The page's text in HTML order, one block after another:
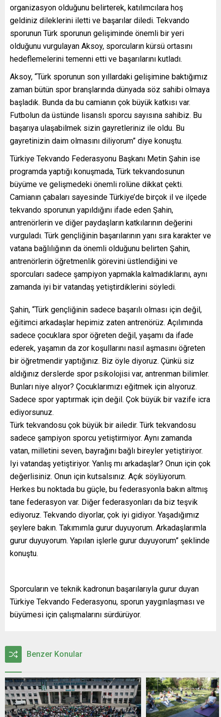
organizasyon olduğunu belirterek, katılımcılara hoş
geldiniz dileklerini iletti ve başarılar diledi. Tekvando
sporunun Türk sporunun gelişiminde önemli bir yeri
olduğunu vurgulayan Aksoy, sporcuların kürsü ortasını
hedeflemelerini temenni etti ve başarılarını kutladı.
Aksoy, “Türk sporunun son yıllardaki gelişimine baktığımız
zaman bütün spor branşlarında dünyada söz sahibi olmaya
başladık. Bunda da bu camianın çok büyük katkısı var.
Futbolun da üstünde lisanslı sporcu sayısına sahibiz. Bu
başarıya ulaşabilmek sizin gayretleriniz ile oldu. Bu
gayretinizin daim olmasını diliyorum” diye konuştu.
Türkiye Tekvando Federasyonu Başkanı Metin Şahin ise
programda yaptığı konuşmada, Türk tekvandosunun
büyüme ve gelişmedeki önemli rolüne dikkat çekti.
Camianın çabaları sayesinde Türkiye’de birçok il ve ilçede
tekvando sporunun yapıldığını ifade eden Şahin,
antrenörlerin ve diğer paydaşların katkılarının değerini
vurguladı. Türk gençliğinin başarılarının yanı sıra karakter ve
vatana bağlılığının da önemli olduğunu belirten Şahin,
antrenörlerin öğretmenlik görevini üstlendiğini ve
sporcuları sadece şampiyon yapmakla kalmadıklarını, aynı
zamanda iyi bir vatandaş yetiştirdiklerini söyledi.
Şahin, “Türk gençliğinin sadece başarılı olması için değil,
eğitimci arkadaşlar hepimiz zaten antrenörüz. Açılımında
sadece çocuklara spor öğreten değil, yaşamı da ifade
ederek, yaşamın da zor koşullarını nasıl aşmasını öğreten
bir öğretmendir yaptığınız. Biz öyle diyoruz. Çünkü siz
aldığınız derslerde spor psikolojisi var, antrenman bilimler.
Bunları niye alıyor? Çocuklarımızı eğitmek için alıyoruz.
Sadece spor yaptırmak için değil. Çok büyük bir vazife icra
ediyorsunuz.
Türk tekvandosu çok büyük bir ailedir. Türk tekvandosu
sadece şampiyon sporcu yetiştirmiyor. Aynı zamanda
vatan, milletini seven, bayrağını bağlı bireyler yetiştiriyor.
Iyi vatandaş yetiştiriyor. Yanlış mı arkadaşlar? Onun için çok
değerlisiniz. Onun için kutsalsınız. Açık söylüyorum.
Herkes bu noktada bu güçle, bu federasyonla bakın altmış
tane federasyon var. Diğer federasyonları da biz teşvik
ediyoruz. Tekvando diyorlar, çok iyi gidiyor. Yaşadığımız
şeylere bakın. Takımımla gurur duyuyorum. Arkadaşlarımla
gurur duyuyorum. Yapılan işlerle gurur duyuyorum” şeklinde
konuştu.
Sporcuların ve teknik kadronun başarılarıyla gurur duyan
Türkiye Tekvando Federasyonu, sporun yaygınlaşması ve
büyümesi için çalışmalarını sürdürüyor.
Benzer Konular